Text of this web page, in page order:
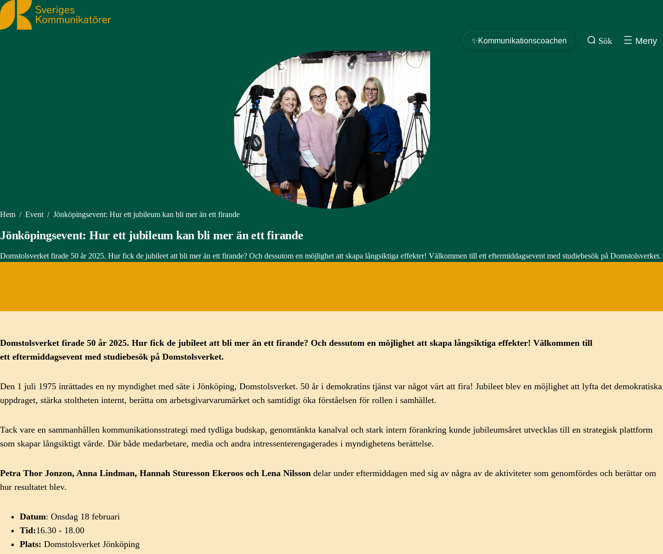
Sveriges Kommunikatörer
✨Kommunikationscoachen Sök Meny
Hem / Event / Jönköpingsevent: Hur ett jubileum kan bli mer än ett firande
Jönköpingsevent: Hur ett jubileum kan bli mer än ett firande
Domstolsverket firade 50 år 2025. Hur fick de jubileet att bli mer än ett firande? Och dessutom en möjlighet att skapa långsiktiga effekter! Välkommen till ett eftermiddagsevent med studiebesök på Domstolsverket.
Domstolsverket firade 50 år 2025. Hur fick de jubileet att bli mer än ett firande? Och dessutom en möjlighet att skapa långsiktiga effekter! Välkommen till
ett eftermiddagsevent med studiebesök på Domstolsverket.
Den 1 juli 1975 inrättades en ny myndighet med säte i Jönköping, Domstolsverket. 50 år i demokratins tjänst var något värt att fira! Jubileet blev en möjlighet att lyfta det demokratiska
uppdraget, stärka stoltheten internt, berätta om arbetsgivarvarumärket och samtidigt öka förståelsen för rollen i samhället.
Tack vare en sammanhållen kommunikationsstrategi med tydliga budskap, genomtänkta kanalval och stark intern förankring kunde jubileumsåret utvecklas till en strategisk plattform
som skapar långsiktigt värde. Där både medarbetare, media och andra intressenterengagerades i myndighetens berättelse.
Petra Thor Jonzon, Anna Lindman, Hannah Sturesson Ekeroos och Lena Nilsson delar under eftermiddagen med sig av några av de aktiviteter som genomfördes och berättar om
hur resultatet blev.
Datum: Onsdag 18 februari
Tid:16.30 - 18.00
Plats: Domstolsverket Jönköping